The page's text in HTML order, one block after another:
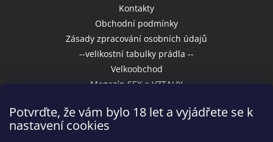
Potvrďte, že vám bylo 18 let a vyjádřete se k
nastavení cookies
Kontakty
Obchodní podmínky
Zásady zpracování osobních údajů
--velikostní tabulky prádla --
Velkoobchod
Magazín SEX a VZTAHY